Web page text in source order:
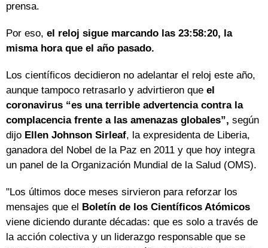
prensa.
Por eso, el reloj sigue marcando las 23:58:20, la
misma hora que el año pasado.
Los científicos decidieron no adelantar el reloj este año,
aunque tampoco retrasarlo y advirtieron que el
coronavirus “es una terrible advertencia contra la
complacencia frente a las amenazas globales”, según
dijo Ellen Johnson Sirleaf, la expresidenta de Liberia,
ganadora del Nobel de la Paz en 2011 y que hoy integra
un panel de la Organización Mundial de la Salud (OMS).
"Los últimos doce meses sirvieron para reforzar los
mensajes que el Boletín de los Científicos Atómicos
viene diciendo durante décadas: que es solo a través de
la acción colectiva y un liderazgo responsable que se